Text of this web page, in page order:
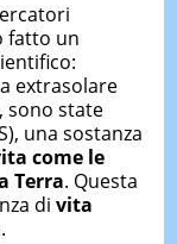
fatto un
extrasolare
, sono state
una sostanza
come le
Terra. Questa
di vita